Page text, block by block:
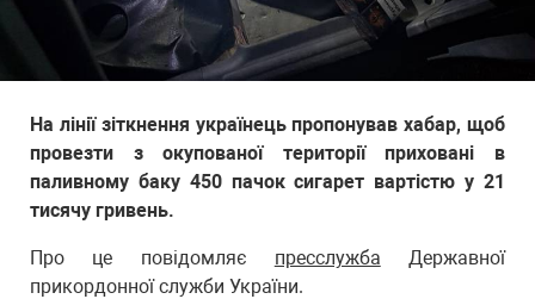
На лінії зіткнення українець пропонував хабар, щоб
провезти з окупованої території приховані в
паливному баку 450 пачок сигарет вартістю у 21
тисячу гривень.
Про це повідомляє пресслужба Державної
прикордонної служби України.